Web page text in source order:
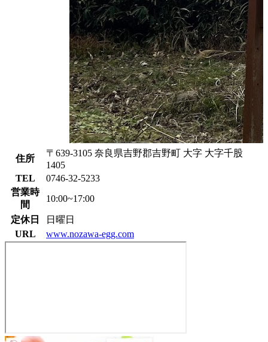
住所
〒639-3105 奈良県吉野郡吉野町 大字 大字千股
1405
TEL
0746-32-5233
営業時
間
10:00~17:00
定休日
日曜日
URL
www.nozawa-egg.com